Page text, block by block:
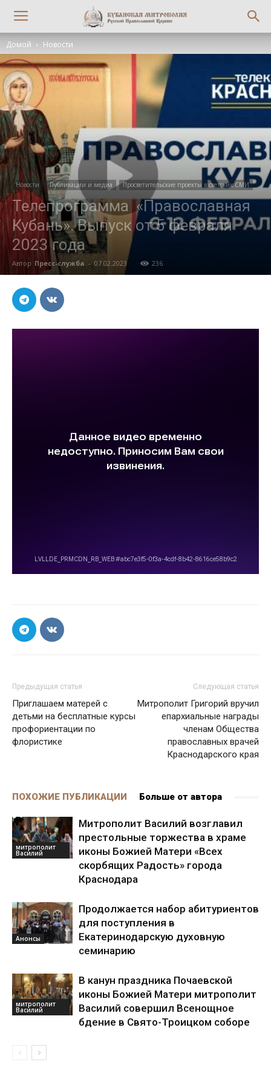
Домой Новости
Новости Публикации и медиа Просветительские проекты в светских СМИ
Телепрограмма «Православная
Кубань». Выпуск от 5 февраля
2023 года
Автор Пресс-служба - 07.02.2023 236
Предыдущая статья
Приглашаем матерей с
детьми на бесплатные курсы
профориентации по
флористике
Следующая статья
Митрополит Григорий вручил
епархиальные награды
членам Общества
православных врачей
Краснодарского края
ПОХОЖИЕ ПУБЛИКАЦИИ Больше от автора
митрополит
Василий
Митрополит Василий возглавил
престольные торжества в храме
иконы Божией Матери «Всех
скорбящих Радость» города
Краснодара
Анонсы
Продолжается набор абитуриентов
для поступления в
Екатеринодарскую духовную
семинарию
митрополит
Василий
В канун праздника Почаевской
иконы Божией Матери митрополит
Василий совершил Всенощное
бдение в Свято-Троицком соборе